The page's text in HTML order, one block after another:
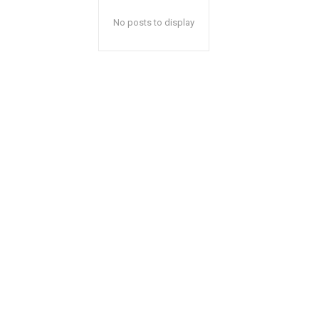
No posts to display